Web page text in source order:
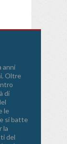
anni
Oltre
di
le
si batte
la
del